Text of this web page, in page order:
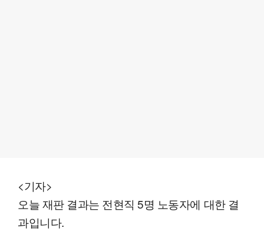
<기자>
오늘 재판 결과는 전현직 5명 노동자에 대한 결
과입니다.